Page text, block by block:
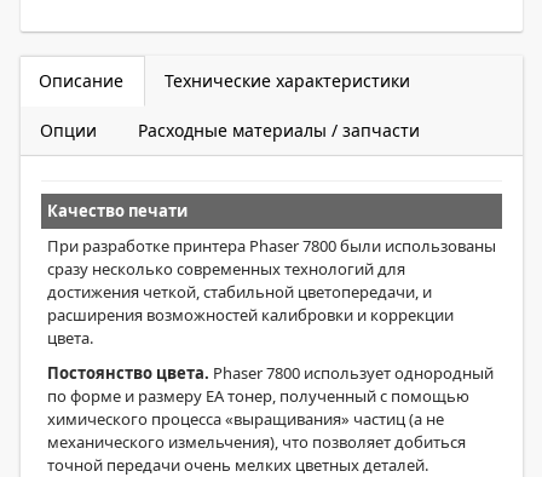
Описание Технические характеристики
Опции Расходные материалы / запчасти
Качество печати
При разработке принтера Phaser 7800 были использованы
сразу несколько современных технологий для
достижения четкой, стабильной цветопередачи, и
расширения возможностей калибровки и коррекции
цвета.
Постоянство цвета. Phaser 7800 использует однородный
по форме и размеру ЕА тонер, полученный с помощью
химического процесса «выращивания» частиц (а не
механического измельчения), что позволяет добиться
точной передачи очень мелких цветных деталей.